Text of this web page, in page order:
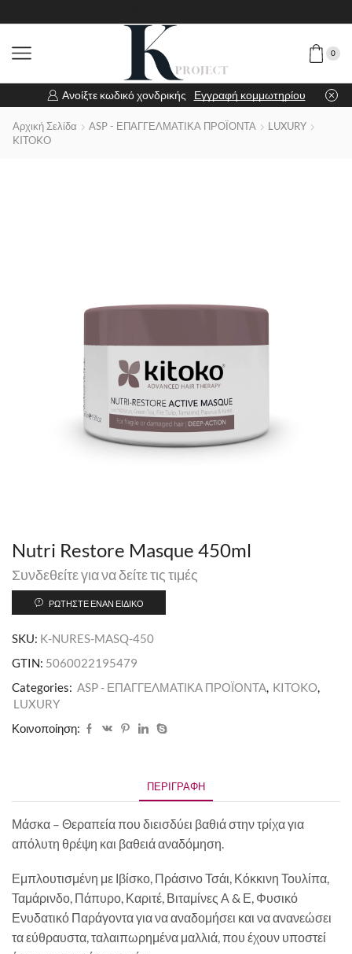
0
Ανοίξτε κωδικό χονδρικής Εγγραφή κομμωτηρίου
Αρχική Σελίδα ASP - ΕΠΑΓΓΕΛΜΑΤΙΚΑ ΠΡΟΪΟΝΤΑ
LUXURY
KITOKO
Nutri Restore Masque 450ml
Συνδεθείτε για να δείτε τις τιμές
ΡΩΤΉΣΤΕ ΈΝΑΝ ΕΙΔΙΚΌ
SKU: K-NURES-MASQ-450
GTIN: 5060022195479
Categories: ASP - ΕΠΑΓΓΕΛΜΑΤΙΚΑ ΠΡΟΪΟΝΤΑ, KITOKO,
LUXURY
Κοινοποίηση:
ΠΕΡΙΓΡΑΦΉ
Μάσκα – Θεραπεία που διεισδύει βαθιά στην τρίχα για
απόλυτη θρέψη και βαθειά αναδόμηση.
Εμπλουτισμένη με Ιβίσκο, Πράσινο Τσάι, Κόκκινη Τουλίπα,
Ταμάρινδο, Πάπυρο, Καριτέ, Βιταμίνες Α & Ε, Φυσικό
Ενυδατικό Παράγοντα για να αναδομήσει και να ανανεώσει
τα εύθραυστα, ταλαιπωρημένα μαλλιά, που έχουν υποστεί